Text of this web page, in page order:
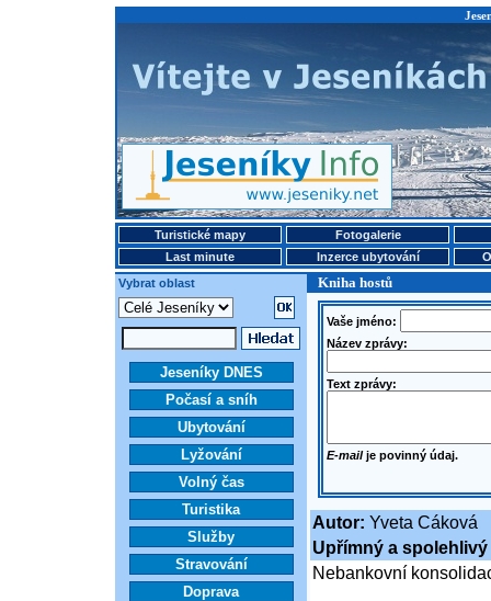
Turistické mapy
Fotogalerie
Last minute
Inzerce ubytování
Vybrat oblast
Kniha hostů
Jeseníky DNES
Počasí a sníh
Ubytování
Lyžování
Volný čas
Turistika
Služby
Stravování
Doprava
Vaše jméno:
Název zprávy:
Text zprávy:
E-mailje povinný údaj.
Autor: Yveta Cáková
Upřímný a
Nebankovní